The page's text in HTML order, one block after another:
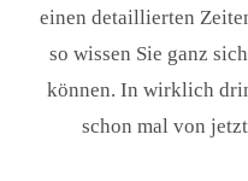
einen detaillierten
so wissen Sie ganz
können. In wirklich
schon mal von